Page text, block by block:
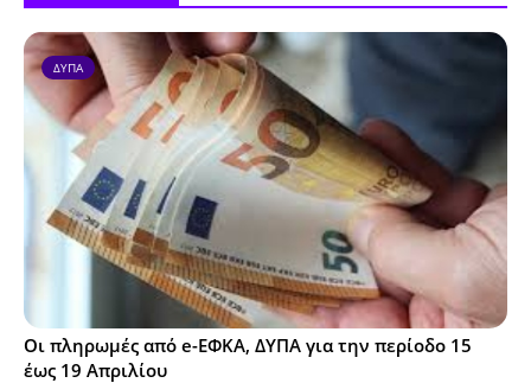
ΔΥΠΑ
Οι πληρωμές από e-ΕΦΚΑ, ΔΥΠΑ για την περίοδο 15
έως 19 Απριλίου